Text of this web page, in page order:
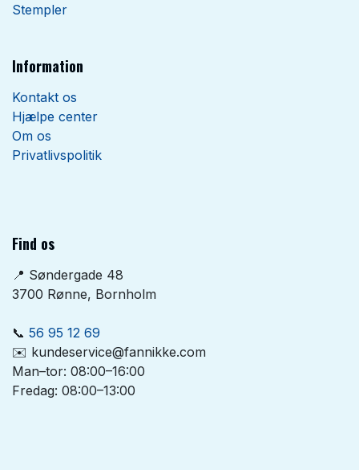
Stempler
Information
Kontakt os
Hjælpe center
Om os
Privatlivspolitik
Find os
📍 Søndergade 48
3700 Rønne, Bornholm
📞 56 95 12 69
✉️ kundeservice@fannikke.com
Man–tor: 08:00–16:00
Fredag: 08:00–13:00